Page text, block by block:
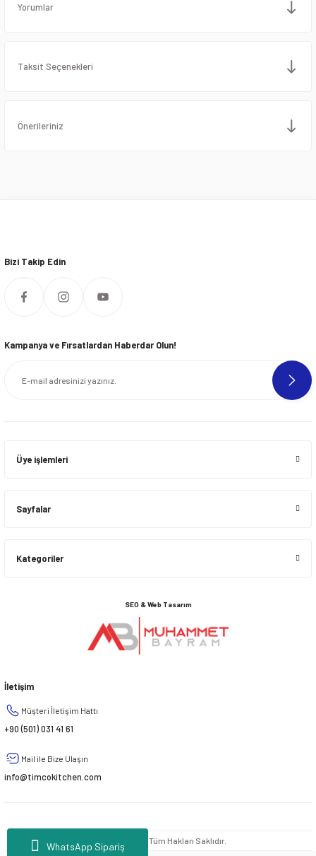
WhatsApp Sipariş
Yorumlar
Taksit Seçenekleri
Önerileriniz
Bizi Takip Edin
Kampanya ve Fırsatlardan Haberdar Olun!
Üye işlemleri
Sayfalar
Kategoriler
SEO & Web Tasarım
İletişim
Müşteri İletişim Hattı
+90 (501) 031 41 61
Mail ile Bize Ulaşın
info@timcokitchen.com
© 2020 - 2026 | Tüm Hakları Saklıdır.